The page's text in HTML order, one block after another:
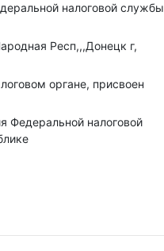
налоговой службы
Респ,,,Донецк г,
органе, присвоен
Федеральной налоговой